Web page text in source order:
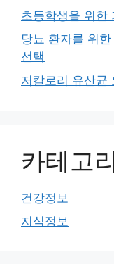
초등학생을 위한
당뇨 환자를 위
선택
저칼로리 유산균
카테고
건강정보
지식정보